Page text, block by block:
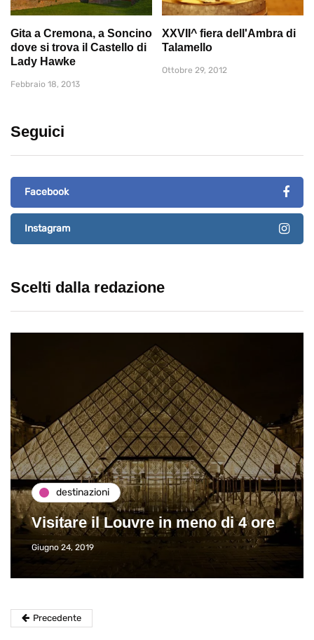
Gita a Cremona, a Soncino
dove si trova il Castello di
Lady Hawke
Febbraio 18, 2013
XXVII^ fiera dell'Ambra di
Talamello
Ottobre 29, 2012
Seguici
Facebook
Instagram
Scelti dalla redazione
destinazioni
Visitare il Louvre in meno di 4 ore
Giugno 24, 2019
Precedente